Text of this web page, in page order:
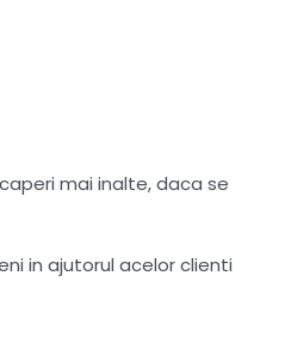
mai inalte, daca se
in ajutorul acelor clienti